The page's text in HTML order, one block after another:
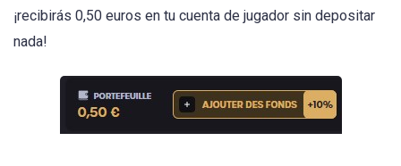
¡recibirás 0,50 euros en tu cuenta de jugador sin depositar
nada!